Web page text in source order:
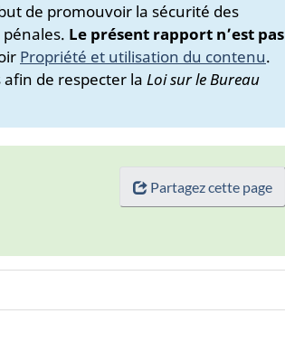
de promouvoir la sécurité des
Le présent rapport n’est pas
Propriété et utilisation du contenu.
de respecter la Loi sur le Bureau
Partagez cette page